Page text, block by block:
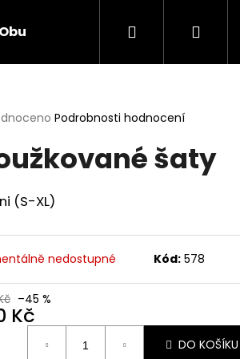
Obuv Smíšené
Hledat
Podrobnosti hodnocení
šaty
(S-XL)
nedostupné Kód: 578
–45 %
Kč
DO KOŠÍKU